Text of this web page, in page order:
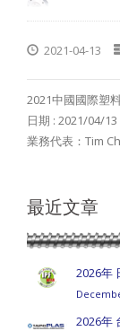
2021-04-13
2021中國國際塑
日期 : 2021/04/
業務代表：Tim
最近文章
2026年
2026年